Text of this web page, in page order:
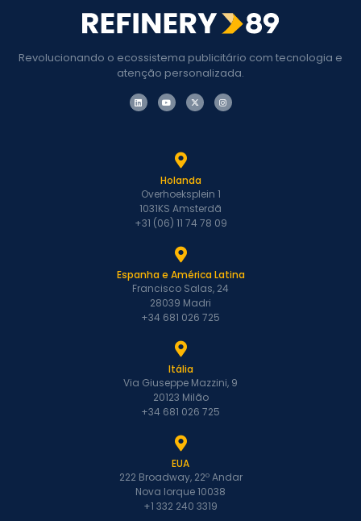
Revolucionando o ecossistema publicitário com tecnologia e
atenção personalizada.
Holanda
Overhoeksplein 1
1031KS Amsterdã
+31 (06) 11 74 78 09
Espanha e América Latina
Francisco Salas, 24
28039 Madri
+34 681 026 725
Itália
Via Giuseppe Mazzini, 9
20123 Milão
+34 681 026 725
EUA
222 Broadway, 22º Andar
Nova Iorque 10038
+1 332 240 3319